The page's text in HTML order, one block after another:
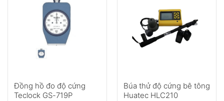
Đồng hồ đo độ cứng
Teclock GS-719P
Búa thử độ cứng bê tông
Huatec HLC210